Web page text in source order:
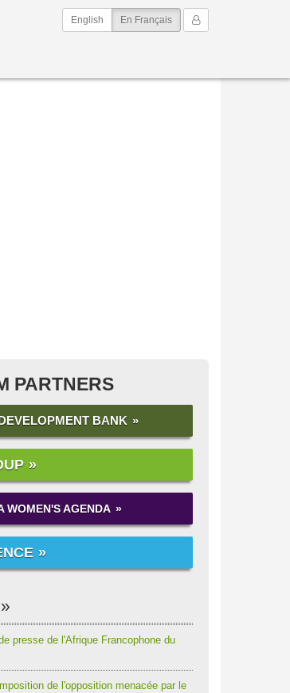
Mon Compte
English En Français(current)
PARTNERS
BANK
WOMEN'S AGENDA
presse de l'Afrique Francophone du
de l'opposition menacée par le